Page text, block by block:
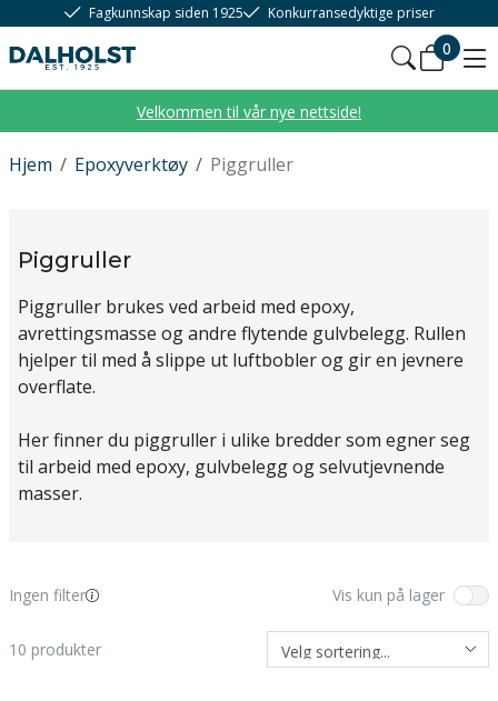
Fagkunnskap siden 1925 Konkurransedyktige priser
0
Velkommen til vår nye nettside!
/
Hjem /
Epoxyverktøy Piggruller
Piggruller
Piggruller brukes ved arbeid med epoxy,
avrettingsmasse og andre flytende gulvbelegg. Rullen
hjelper til med å slippe ut luftbobler og gir en jevnere
overflate.
Her finner du piggruller i ulike bredder som egner seg
til arbeid med epoxy, gulvbelegg og selvutjevnende
masser.
Ingen filter Vis kun på lager
10 produkter